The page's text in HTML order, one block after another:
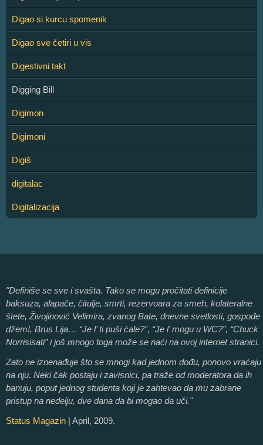
Digao si kurcu spomenik
Digao sve četiri u vis
Digestivni takt
Digging Bill
Digimon
Digimoni
Digiš
digitalac
Digitalizacija
"Definiše se sve i svašta. Tako se mogu pročitati definicije
baksuza, alapače, čitulje, smrti, rezervoara za smeh, kolateralne
štete, Živojinović Velimira, zvanog Bate, dnevne svetlosti, gospođe
džem!, Brus Lija… “Je l’ ti puši ćale?”, “Je l’ mogu u WC?”, “Chuck
Norrisisati” i još mnogo toga može se naći na ovoj internet stranici.
Zato ne iznenađuje što se mnogi kad jednom dođu, ponovo vraćaju
na nju. Neki čak postaju i zavisnici, pa traže od moderatora da ih
banuju, poput jednog studenta koji je zahtevao da mu zabrane
pristup na nedelju, dve dana da bi mogao da uči."
Status Magazin | April, 2009.